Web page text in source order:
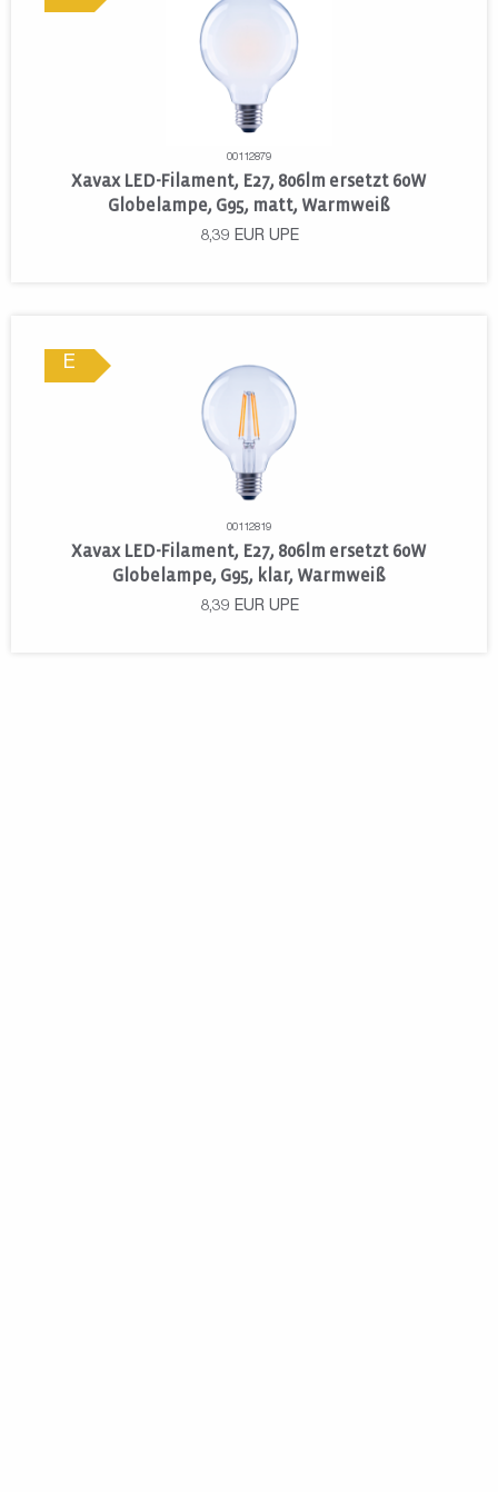
00112879
Xavax LED-Filament, E27, 806lm ersetzt 60W
Globelampe, G95, matt, Warmweiß
8,39 EUR UPE
E
00112819
Xavax LED-Filament, E27, 806lm ersetzt 60W
Globelampe, G95, klar, Warmweiß
8,39 EUR UPE